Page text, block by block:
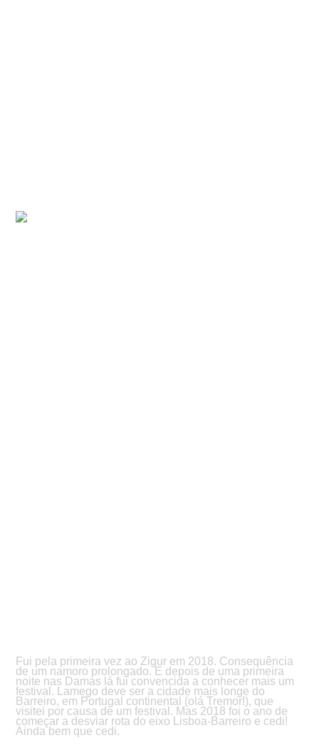
Fui pela primeira vez ao Zigur em 2018. Consequência
de um namoro prolongado. E depois de uma primeira
noite nas Damas lá fui convencida a conhecer mais um
festival. Lamego deve ser a cidade mais longe do
Barreiro, em Portugal continental (olá Tremor!), que
visitei por causa de um festival. Mas 2018 foi o ano de
começar a desviar rota do eixo Lisboa-Barreiro e cedi!
Ainda bem que cedi.